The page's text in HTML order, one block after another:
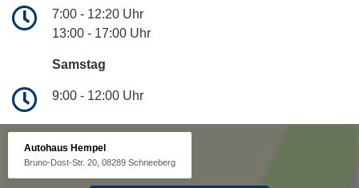
7:00 - 12:20 Uhr
13:00 - 17:00 Uhr
Samstag
9:00 - 12:00 Uhr
Autohaus Hempel
Bruno-Dost-Str. 20, 08289 Schneeberg